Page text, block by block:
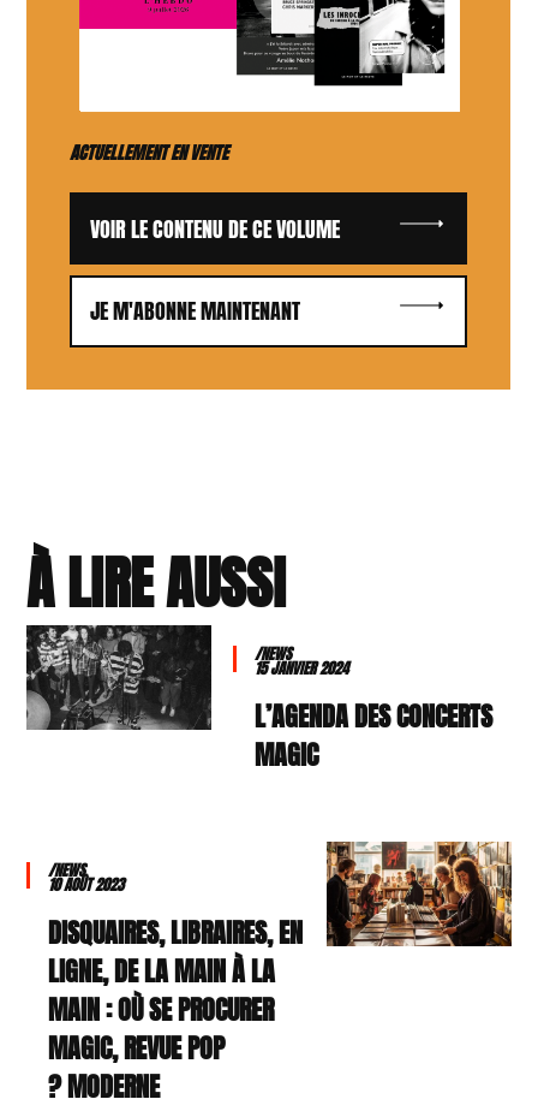
ACTUELLEMENT EN VENTE
VOIR LE CONTENU DE CE VOLUME
JE M'ABONNE MAINTENANT
À LIRE AUSSI
/NEWS
15 JANVIER 2024
L’AGENDA DES CONCERTS
MAGIC
/NEWS
10 AOÛT 2023
DISQUAIRES, LIBRAIRES, EN
LIGNE, DE LA MAIN À LA
MAIN : OÙ SE PROCURER
MAGIC, REVUE POP
MODERNE ?